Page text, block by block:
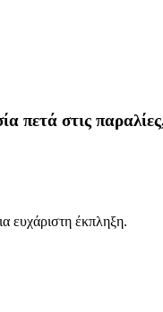
πετά στις
ευχάριστη έκπληξη.